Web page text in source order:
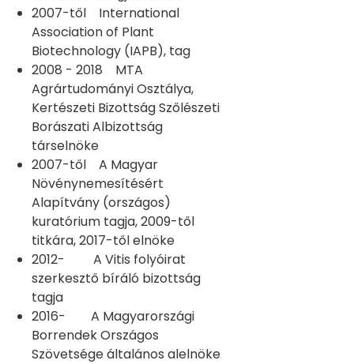
2007-től International
Association of Plant
Biotechnology (IAPB), tag
2008 - 2018 MTA
Agrártudományi Osztálya,
Kertészeti Bizottság Szőlészeti
Borászati Albizottság
társelnöke
2007-től A Magyar
Növénynemesítésért
Alapítvány (országos)
kuratórium tagja, 2009-től
titkára, 2017-től elnöke
2012- A Vitis folyóirat
szerkesztő bíráló bizottság
tagja
2016- A Magyarországi
Borrendek Országos
Szövetsége általános alelnöke